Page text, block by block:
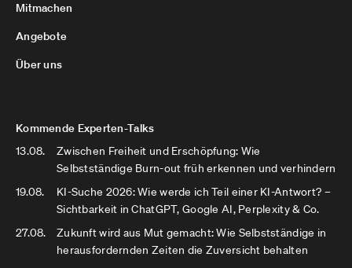
Mitmachen
Angebote
Über uns
Kommende Experten-Talks
13.08.
Zwischen Freiheit und Erschöpfung: Wie
Selbstständige Burn-out früh erkennen und verhindern
19.08.
KI-Suche 2026: Wie werde ich Teil einer KI-Antwort? –
Sichtbarkeit in ChatGPT, Google AI, Perplexity & Co.
27.08.
Zukunft wird aus Mut gemacht: Wie Selbstständige in
herausfordernden Zeiten die Zuversicht behalten